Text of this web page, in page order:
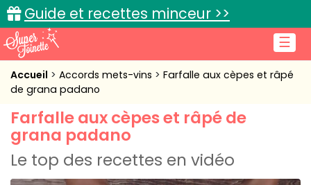
☰
Guide et recettes minceur >>
Accueil
Cuisine pratique
L'actu cuisine
Accueil Accords mets-vins
Farfalle aux cèpes et râpé
de grana padano
Farfalle aux cèpes et râpé de
grana padano
Le top des recettes en vidéo